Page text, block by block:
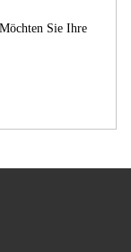
Sie Ihre